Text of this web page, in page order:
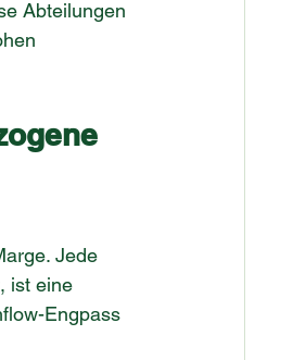
Abteilungen
Jede
ist eine
Engpass